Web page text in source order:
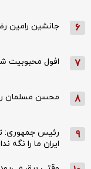
6 جانشین رامین
7 افول محبوبیت
8 محسن مسلمان
9
رئیس جمهوری:
ایران ما را نگه